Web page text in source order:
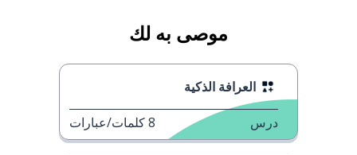
موصى به لك
العرافة الذكية
درس 8كلمات/عبارات